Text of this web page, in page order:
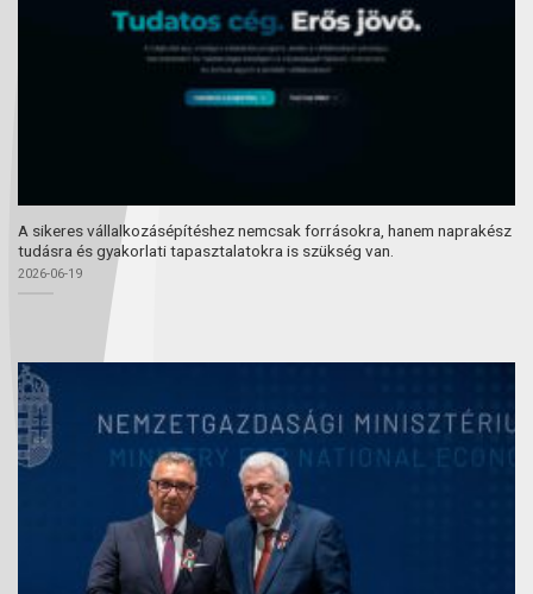
A sikeres vállalkozásépítéshez nemcsak forrásokra, hanem naprakész
tudásra és gyakorlati tapasztalatokra is szükség van.
2026-06-19